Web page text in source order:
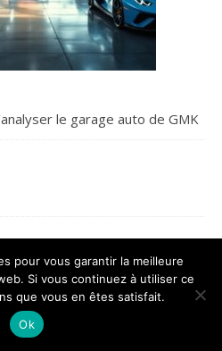
le garage auto de GMK
pour vous garantir la meilleure
Si vous continuez à utiliser ce
que vous en êtes satisfait.
Ok